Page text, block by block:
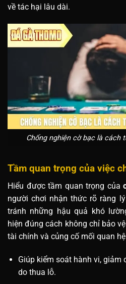
về tác hại lâu dài.
Chống nghiện cờ bạc là cách
Tầm quan trọng của việc
Hiểu được tầm quan trọng của
người chơi nhận thức rõ ràng
tránh những hậu quả khó
hiện đúng cách không chỉ bảo
tài chính và củng cố mối quan
Giúp kiểm soát hành vi, giảm
do thua lỗ.